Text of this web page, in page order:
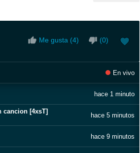
Me gusta (4) (0)
En vivo
hace 1 minuto
cancion [4xsT]
hace 5 minutos
hace 9 minutos